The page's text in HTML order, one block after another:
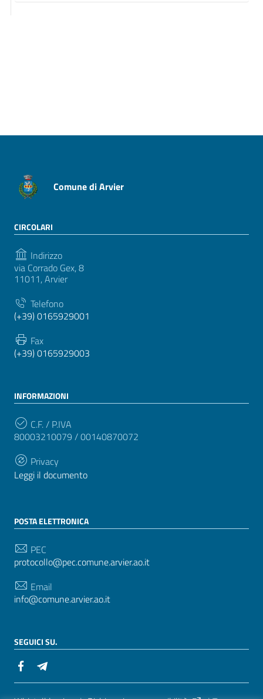
Comune di Arvier
CIRCOLARI
Indirizzo
via Corrado Gex, 8
11011, Arvier
Telefono
(+39) 0165929001
Fax
(+39) 0165929003
INFORMAZIONI
C.F. / P.IVA
80003210079 / 00140870072
Privacy
Leggi il documento
POSTA ELETTRONICA
PEC
protocollo@pec.comune.arvier.ao.it
Email
info@comune.arvier.ao.it
SEGUICI SU.